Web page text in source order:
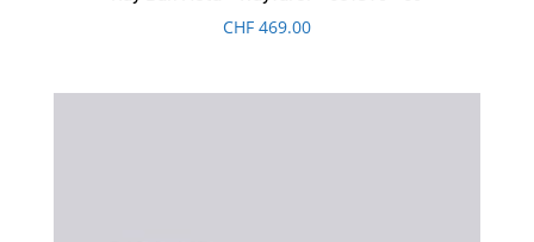
CHF469.00